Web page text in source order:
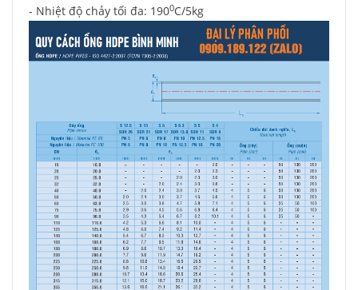
- Nhiệt độ chảy tối đa: 1900C/5kg